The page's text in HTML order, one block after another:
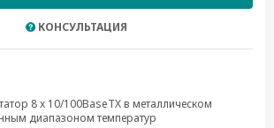
КОНСУЛЬТАЦИЯ
8 x 10/100BaseTX в металлическом
диапазоном температур